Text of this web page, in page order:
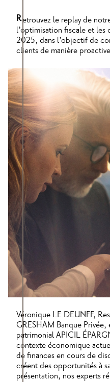
Retrouvez le replay de
l’optimisation fiscale et les
2025, dans l’objectif de
clients de manière
Véronique LE DEUNFF,
GRESHAM Banque Privée,
patrimonial APICIL
contexte économique
de finances en cours de
créent des opportunités à
présentation, nos experts